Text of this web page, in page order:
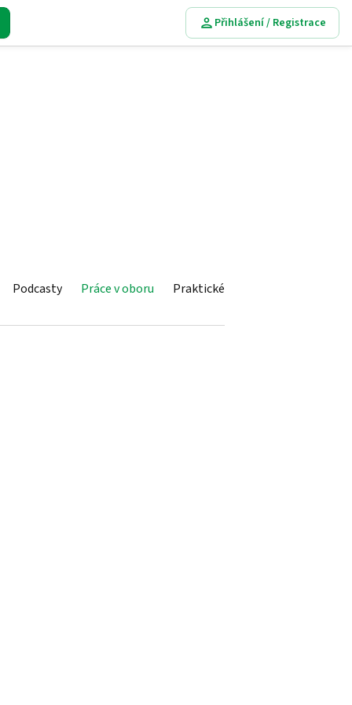
Přihlášení / Registrace
Podcasty Práce v oboru Praktické